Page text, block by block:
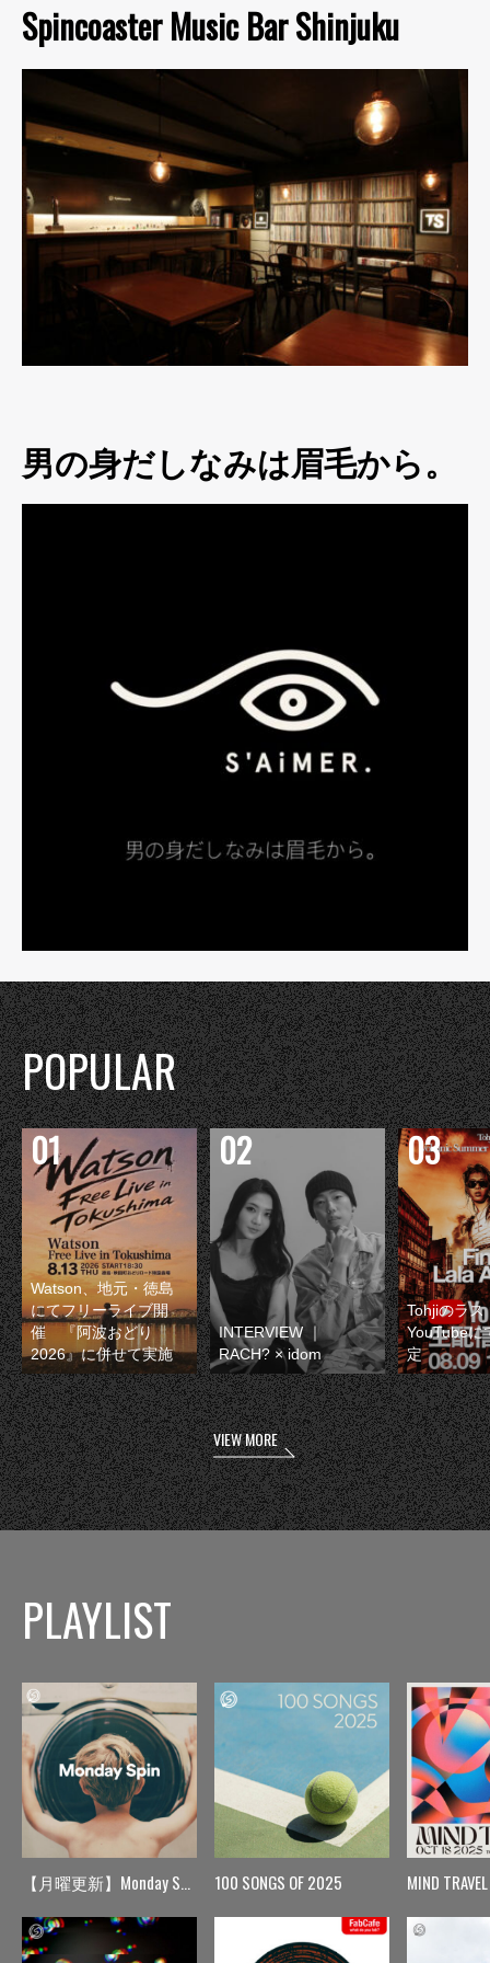
Spincoaster Music Bar Shinjuku
男の身だしなみは眉毛から。
POPULAR
Watson、地元・徳島
にてフリーライブ開
催 『阿波おどり
2026』に併せて実施
INTERVIEW ｜
RACH? × idom
Tohjiのラス
YouTubeに
定
VIEW MORE
PLAYLIST
【月曜更新】Monday Spin 100 SONGS OF 2025 MIND TRAVEL